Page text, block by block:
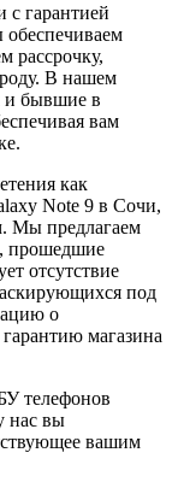
гарантией
рассрочку,
В нашем
и бывшие в
вам
как
Note 9 в Сочи,
Мы предлагаем
прошедшие
отсутствие
под
о
магазина
телефонов
нас вы
вашим